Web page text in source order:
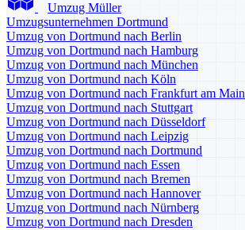
Umzug Müller
Umzugsunternehmen Dortmund
Umzug von Dortmund nach Berlin
Umzug von Dortmund nach Hamburg
Umzug von Dortmund nach München
Umzug von Dortmund nach Köln
Umzug von Dortmund nach Frankfurt am Main
Umzug von Dortmund nach Stuttgart
Umzug von Dortmund nach Düsseldorf
Umzug von Dortmund nach Leipzig
Umzug von Dortmund nach Dortmund
Umzug von Dortmund nach Essen
Umzug von Dortmund nach Bremen
Umzug von Dortmund nach Hannover
Umzug von Dortmund nach Nürnberg
Umzug von Dortmund nach Dresden